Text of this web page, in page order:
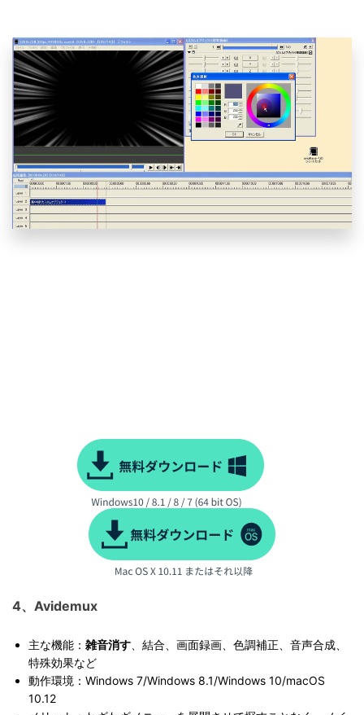
4、Avidemux
主な機能： 雑音消す 、結合、画面録画、色調補正、音声合成、
特殊効果など
動作環境：Windows 7/Windows 8.1/Windows 10/macOS
10.12